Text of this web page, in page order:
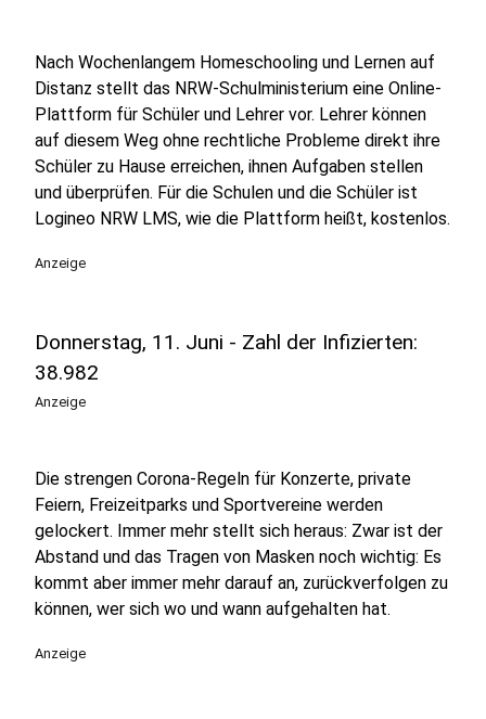
Nach Wochenlangem Homeschooling und Lernen auf
Distanz stellt das NRW-Schulministerium eine Online-
Plattform für Schüler und Lehrer vor. Lehrer können
auf diesem Weg ohne rechtliche Probleme direkt ihre
Schüler zu Hause erreichen, ihnen Aufgaben stellen
und überprüfen. Für die Schulen und die Schüler ist
Logineo NRW LMS, wie die Plattform heißt, kostenlos.
Anzeige
Donnerstag, 11. Juni - Zahl der Infizierten:
38.982
Anzeige
Die strengen Corona-Regeln für Konzerte, private
Feiern, Freizeitparks und Sportvereine werden
gelockert. Immer mehr stellt sich heraus: Zwar ist der
Abstand und das Tragen von Masken noch wichtig: Es
kommt aber immer mehr darauf an, zurückverfolgen zu
können, wer sich wo und wann aufgehalten hat.
Anzeige